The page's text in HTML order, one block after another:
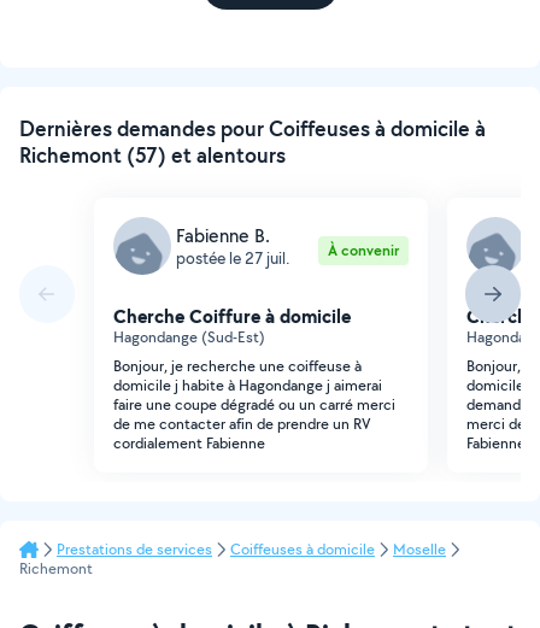
Dernières demandes pour Coiffeuses à domicile à
Richemont (57) et alentours
Fabienne B.
postée le 27 juil. À convenir
Cherche Coiffure à domicile
Hagondange (Sud-Est)
Bonjour, je recherche une coiffeuse à
domicile j habite à Hagondange j aimerai
faire une coupe dégradé ou un carré merci
de me contacter afin de prendre un RV
cordialement Fabienne
Bonjour,
domicile
demandez
merci de
Fabienne
Prestations de services Coiffeuses à domicile
Moselle
Richemont